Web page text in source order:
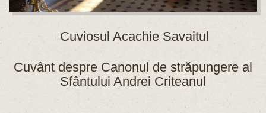
Cuviosul Acachie Savaitul
Cuvânt despre Canonul de străpungere al
Sfântului Andrei Criteanul